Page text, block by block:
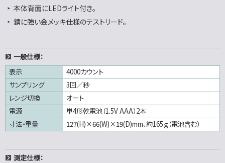
本体背面にLEDライト付き。
錆に強い金メッキ仕様のテストリード。
一般仕様：
表示
4000カウント
サンプリング
3回／秒
レンジ切換
オート
電源
単4形乾電池（1.5V AAA）2本
寸法・重量
127(H)×66(W)×19(D)mm、約165ｇ（電池含む）
測定仕様：